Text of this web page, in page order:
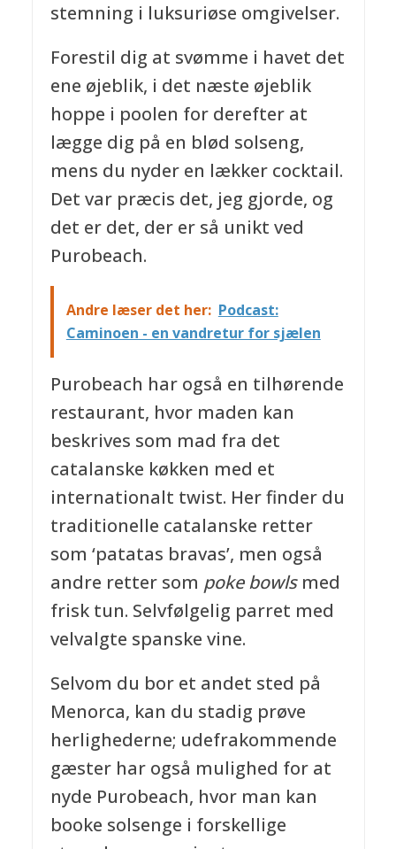
stemning i luksuriøse omgivelser.
Forestil dig at svømme i havet det
ene øjeblik, i det næste øjeblik
hoppe i poolen for derefter at
lægge dig på en blød solseng,
mens du nyder en lækker cocktail.
Det var præcis det, jeg gjorde, og
det er det, der er så unikt ved
Purobeach.
Andre læser det her: Podcast:
Caminoen - en vandretur for sjælen
Purobeach har også en tilhørende
restaurant, hvor maden kan
beskrives som mad fra det
catalanske køkken med et
internationalt twist. Her finder du
traditionelle catalanske retter
som ‘patatas bravas’, men også
andre retter som poke bowlsmed
frisk tun. Selvfølgelig parret med
velvalgte spanske vine.
Selvom du bor et andet sted på
Menorca, kan du stadig prøve
herlighederne; udefrakommende
gæster har også mulighed for at
nyde Purobeach, hvor man kan
booke solsenge i forskellige